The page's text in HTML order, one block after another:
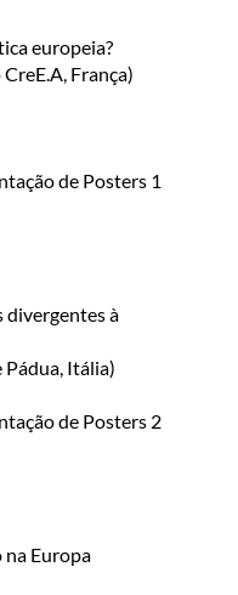
europeia?
França)
de Posters 1
divergentes à
Itália)
de Posters 2
na Europa